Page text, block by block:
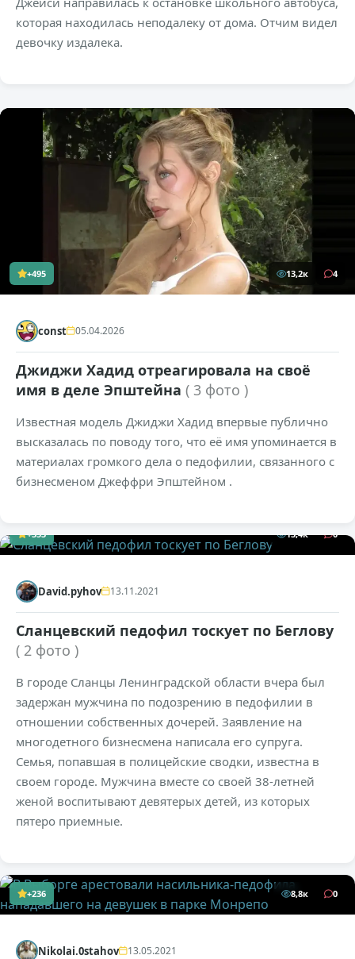
которая находилась неподалеку от дома. Отчим видел
девочку издалека.
+495 13,2к 4
const 05.04.2026
Джиджи Хадид отреагировала на своё
имя в деле Эпштейна ( 3 фото )
Известная модель Джиджи Хадид впервые публично
высказалась по поводу того, что её имя упоминается в
материалах громкого дела о педофилии, связанного с
бизнесменом Джеффри Эпштейном .
+353 13,4к 0
David.pyhov 13.11.2021
Сланцевский педофил тоскует по Беглову
( 2 фото )
В городе Сланцы Ленинградской области вчера был
задержан мужчина по подозрению в педофилии в
отношении собственных дочерей. Заявление на
многодетного бизнесмена написала его супруга.
Семья, попавшая в полицейские сводки, известна в
своем городе. Мужчина вместе со своей 38-летней
женой воспитывают девятерых детей, из которых
пятеро приемные.
+236 8,8к 0
Nikolai.0stahov 13.05.2021